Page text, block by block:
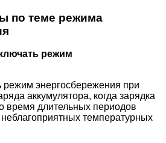
по теме режима
режим
режим энергосбережения при
аккумулятора, когда зарядка
время длительных периодов
температурных